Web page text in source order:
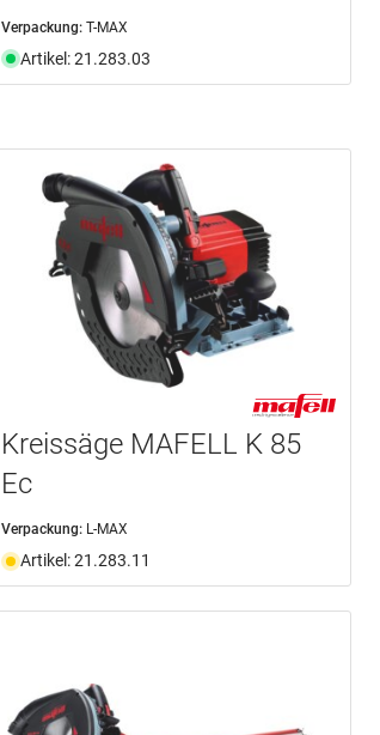
Verpackung: T-MAX
Artikel: 21.283.03
Kreissäge MAFELL K 85
Ec
Verpackung: L-MAX
Artikel: 21.283.11